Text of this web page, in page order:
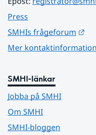
Press
SMHIs frågeforum
Mer kontaktinformation
SMHI-länkar
Jobba på SMHI
Om SMHI
SMHI-bloggen